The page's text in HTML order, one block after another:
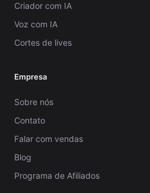
Criador com IA
Voz com IA
Cortes de lives
Empresa
Sobre nós
Contato
Falar com vendas
Blog
Programa de Afiliados